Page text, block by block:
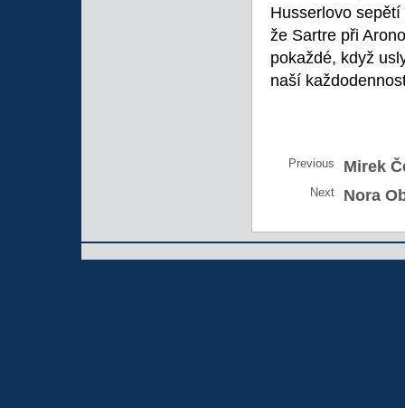
Husserlovo sepětí
že Sartre při
pokaždé, když
naší
Previous Mirek
Next Nora